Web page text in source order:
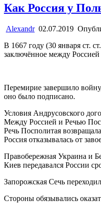
Как Россия у
Alexandr 02.07.2019
В 1667 году (30 января ст.
заключённое между
Перемирие завершило
оно было подписано.
Условия Андрусовского
Между Россией и Речью
Речь Посполитая
Россия отказывалась от
Правобережная Украина и
Киев передавался России
Запорожская Сечь
Стороны обязывались